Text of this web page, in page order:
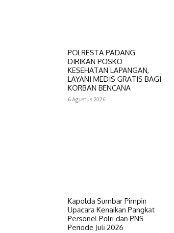
POLRESTA PADANG
DIRIKAN POSKO
KESEHATAN LAPANGAN,
LAYANI MEDIS GRATIS BAGI
KORBAN BENCANA
6 Agustus 2026
Kapolda Sumbar Pimpin
Upacara Kenaikan Pangkat
Personel Polri dan PNS
Periode Juli 2026